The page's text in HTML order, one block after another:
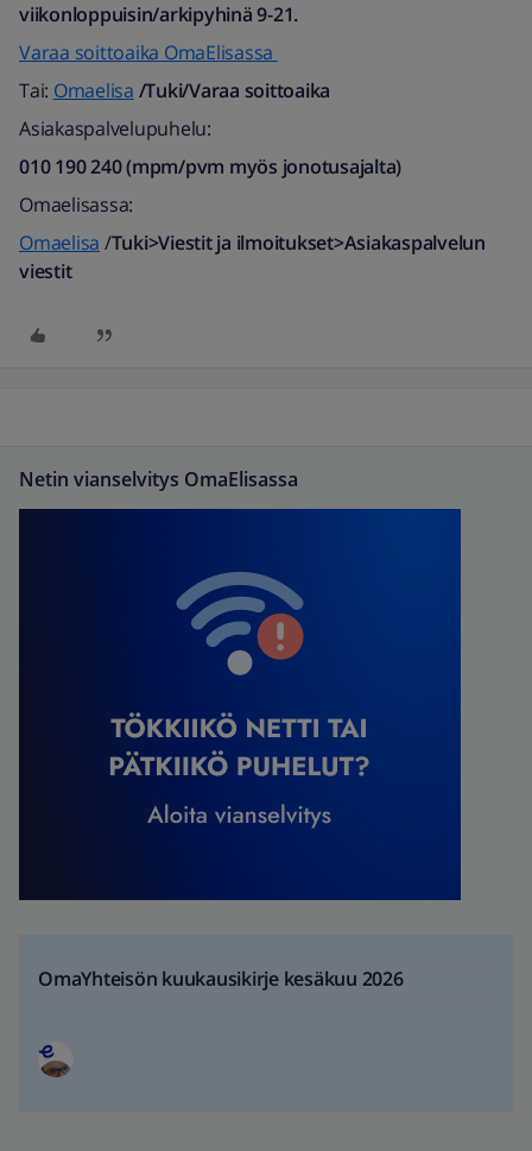
viikonloppuisin/arkipyhinä 9-21.
Varaa soittoaika OmaElisassa
Tai: Omaelisa /Tuki/Varaa soittoaika
Asiakaspalvelupuhelu:
010 190 240 (mpm/pvm myös jonotusajalta)​
Omaelisassa:
Omaelisa /Tuki>Viestit ja ilmoitukset>Asiakaspalvelun
viestit
Netin vianselvitys OmaElisassa
OmaYhteisön kuukausikirje kesäkuu 2026